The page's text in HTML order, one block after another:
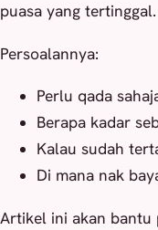
puasa yang tertinggal.
Persoalannya:
Perlu qada
Berapa kadar
Kalau sudah
Di mana nak
Artikel ini akan bantu